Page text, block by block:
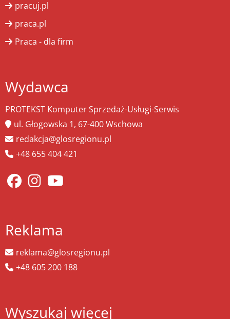
pracuj.pl
praca.pl
Praca - dla firm
Wydawca
PROTEKST Komputer Sprzedaż-Usługi-Serwis
ul. Głogowska 1, 67-400 Wschowa
redakcja@glosregionu.pl
+48 655 404 421
Reklama
reklama@glosregionu.pl
+48 605 200 188
Wyszukaj więcej